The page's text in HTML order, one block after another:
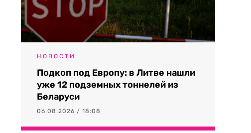
НОВОСТИ
Подкоп под Европу: в Литве нашли
уже 12 подземных тоннелей из
Беларуси
06.08.2026 / 18:08